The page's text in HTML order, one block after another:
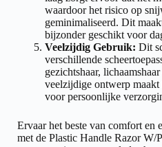
waardoor het risico op
geminimaliseerd. Dit
bijzonder geschikt voor
Veelzijdig Gebruik: Dit
verschillende
gezichtshaar,
veelzijdige ontwerp
voor persoonlijke
Ervaar het beste van comfort en
met de Plastic Handle Razor W/